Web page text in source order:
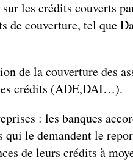
les crédits couverts
de couverture, tel que
de la couverture des
crédits (ADE,DAI…).
: les banques
qui le demandent le
de leurs crédits à